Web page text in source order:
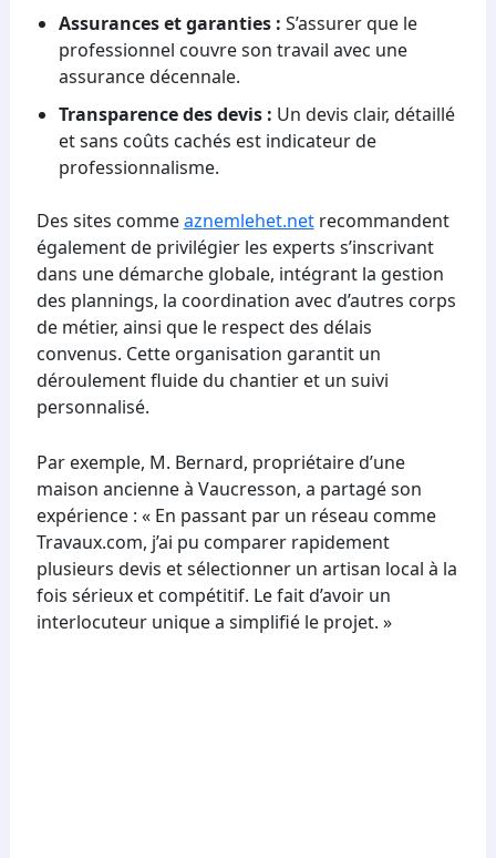
Assurances et garanties : S’assurer que le
professionnel couvre son travail avec une
assurance décennale.
Transparence des devis : Un devis clair, détaillé
et sans coûts cachés est indicateur de
professionnalisme.
Des sites commeaznemlehet.netrecommandent
également de privilégier les experts s’inscrivant
dans une démarche globale, intégrant la gestion
des plannings, la coordination avec d’autres corps
de métier, ainsi que le respect des délais
convenus. Cette organisation garantit un
déroulement fluide du chantier et un suivi
personnalisé.
Par exemple, M. Bernard, propriétaire d’une
maison ancienne à Vaucresson, a partagé son
expérience : « En passant par un réseau comme
Travaux.com, j’ai pu comparer rapidement
plusieurs devis et sélectionner un artisan local à la
fois sérieux et compétitif. Le fait d’avoir un
interlocuteur unique a simplifié le projet. »